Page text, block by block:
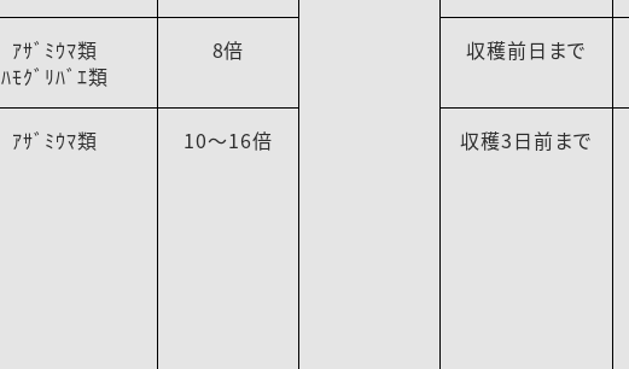
ｱｻﾞﾐｳﾏ類
ﾊﾓｸﾞﾘﾊﾞｴ類
8倍 収穫前日まで
ｱｻﾞﾐｳﾏ類 10～16倍 収穫3日前まで